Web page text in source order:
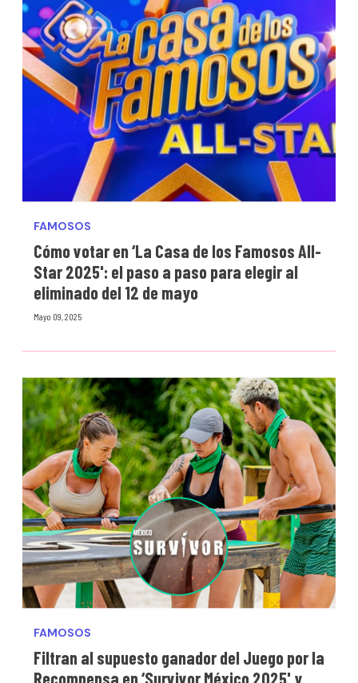
FAMOSOS
Cómo votar en ‘La Casa de los Famosos All-
Star 2025': el paso a paso para elegir al
eliminado del 12 de mayo
Mayo 09, 2025
FAMOSOS
Filtran al supuesto ganador del Juego por la
Recompensa en ‘Survivor México 2025' y